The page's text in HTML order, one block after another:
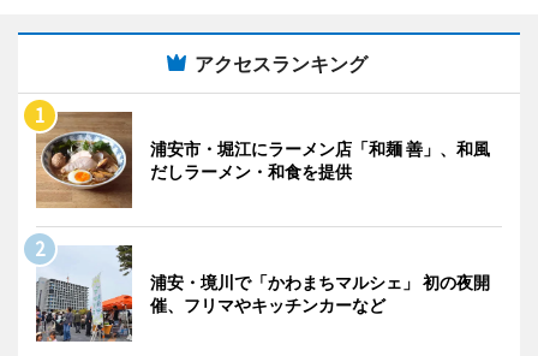
アクセスランキング
浦安市・堀江にラーメン店「和麺 善」、和風
だしラーメン・和食を提供
浦安・境川で「かわまちマルシェ」 初の夜開
催、フリマやキッチンカーなど